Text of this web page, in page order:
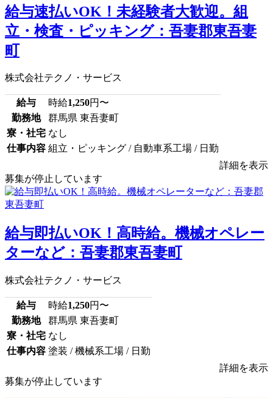
給与速払いOK！未経験者大歓迎。組
立・検査・ピッキング：吾妻郡東吾妻
町
株式会社テクノ・サービス
給与 時給1,250円〜
勤務地
群馬県 東吾妻町
寮・社宅 なし
仕事内容 組立・ピッキング / 自動車系工場 / 日勤
詳細を表示
募集が停止しています
給与即払いOK！高時給。機械オペレー
ターなど：吾妻郡東吾妻町
株式会社テクノ・サービス
給与 時給1,250円〜
勤務地
群馬県 東吾妻町
寮・社宅 なし
仕事内容 塗装 / 機械系工場 / 日勤
詳細を表示
募集が停止しています